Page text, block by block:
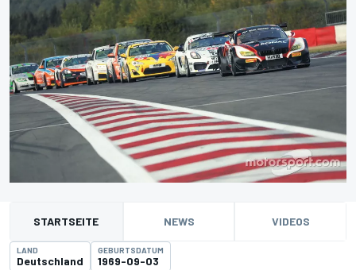
STARTSEITE NEWS VIDEOS
LAND
Deutschland
GEBURTSDATUM
1969-09-03